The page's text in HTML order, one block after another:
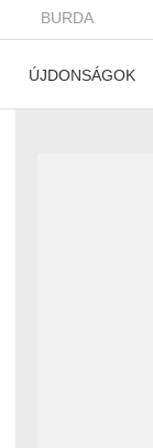
BURDA
ÚJDONSÁGOK